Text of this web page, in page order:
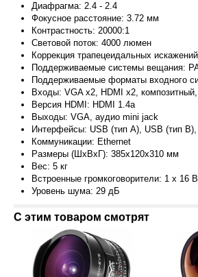
Диафрагма: 2.4 - 2.4
Фокусное расстояние: 3.72 мм
Контрастность: 20000:1
Световой поток: 4000 люмен
Коррекция трапецеидальных
Поддерживаемые системы вещания:
Поддерживаемые форматы входного
Входы: VGA x2, HDMI x2,
Версия HDMI: HDMI 1.4a
Выходы: VGA, аудио mini jack
Интерфейсы: USB (тип A), USB (тип
Коммуникации: Ethernet
Размеры (ШxВxГ): 385x120x310 мм
Вес: 5 кг
Встроенные громкоговорители: 1 x 16
Уровень шума: 29 дБ
С этим товаром смотрят